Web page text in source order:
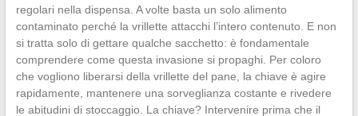
regolari nella dispensa. A volte basta un solo alimento
contaminato perché la vrillette attacchi l’intero contenuto. E non
si tratta solo di gettare qualche sacchetto: è fondamentale
comprendere come questa invasione si propaghi. Per coloro
che vogliono liberarsi della vrillette del pane, la chiave è agire
rapidamente, mantenere una sorveglianza costante e rivedere
le abitudini di stoccaggio. La chiave? Intervenire prima che il